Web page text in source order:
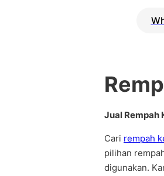
Jual Rempah
Cari rempah
pilihan
digunakan.